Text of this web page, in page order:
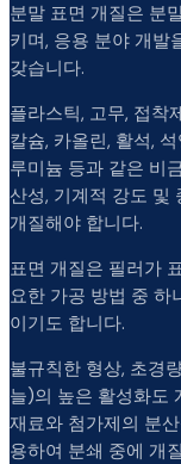
분말 표면 개질은 분
키며, 응용 분야 개발
갖습니다.
플라스틱, 고무, 접착
칼슘, 카올린, 활석,
루미늄 등과 같은 비
산성, 기계적 강도 및
개질해야 합니다.
표면 개질은 필러가
요한 가공 방법 중 하
이기도 합니다.
불규칙한 형상, 초경
늘)의 높은 활성화도
재료와 첨가제의 분
용하여 분쇄 중에 개